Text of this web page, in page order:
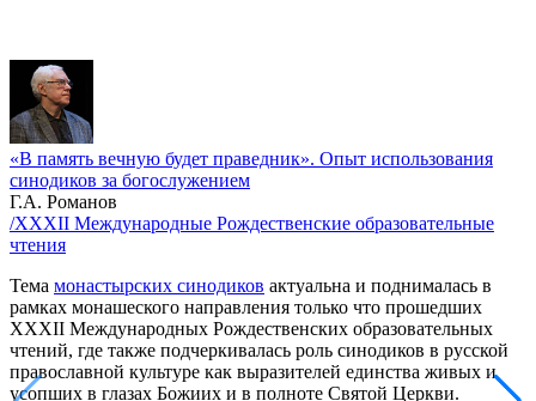
«В память вечную будет праведник». Опыт использования
синодиков за богослужением
Г.А. Романов
/XXXII Международные Рождественские образовательные
чтения
Тема монастырских синодиков актуальна и поднималась в
рамках монашеского направления только что прошедших
XXXII Международных Рождественских образовательных
чтений, где также подчеркивалась роль синодиков в русской
православной культуре как выразителей единства живых и
усопших в глазах Божиих и в полноте Святой Церкви.